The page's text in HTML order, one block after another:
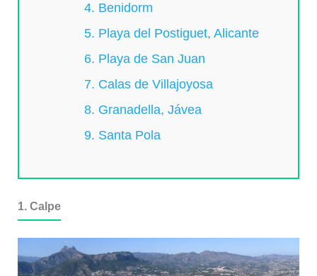
4. Benidorm
5. Playa del Postiguet, Alicante
6. Playa de San Juan
7. Calas de Villajoyosa
8. Granadella, Jávea
9. Santa Pola
1. Calpe